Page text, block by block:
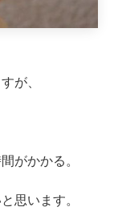
が、
がかかる。
思います。